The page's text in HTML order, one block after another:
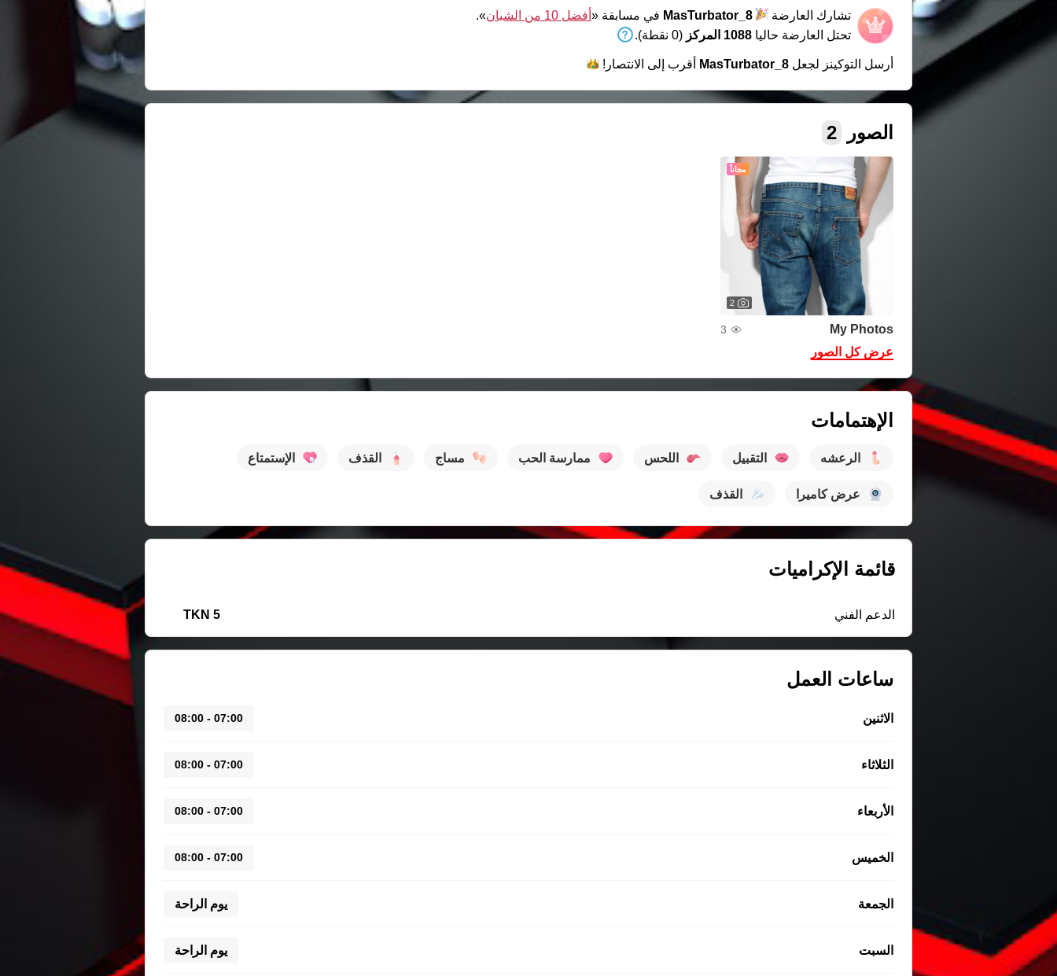
تشارك العارضة MasTurbator_8 في مسابقة « أفضل 10 من الشبان
».
تحتل العارضة حاليا 1088 المركز (0 نقطة).
أرسل التوكينز لجعل MasTurbator_8 أقرب إلى الانتصار!
الصور 2
مجاناً
2
My Photos
3
عرض كل الصور
الإهتمامات
الرعشه التقبيل اللحس ممارسة الحب مساج القذف الإستمتاع
عرض كاميرا القذف
قائمة الإكراميات
الدعم الفني 5 TKN
ساعات العمل
الاثنين 07:00 - 08:00
الثلاثاء 07:00 - 08:00
الأربعاء 07:00 - 08:00
الخميس 07:00 - 08:00
الجمعة يوم الراحة
السبت يوم الراحة